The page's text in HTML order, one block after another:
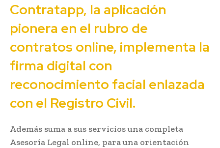
Contratapp, la aplicación
pionera en el rubro de
contratos online, implementa la
firma digital con
reconocimiento facial enlazada
con el Registro Civil.
Además suma a sus servicios una completa
Asesoría Legal online, para una orientación